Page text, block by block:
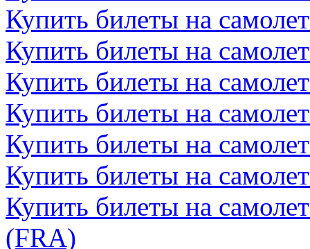
Купить билеты на
Купить билеты на
Купить билеты на
Купить билеты на
Купить билеты на
Купить билеты на
Купить билеты на
(FRA)